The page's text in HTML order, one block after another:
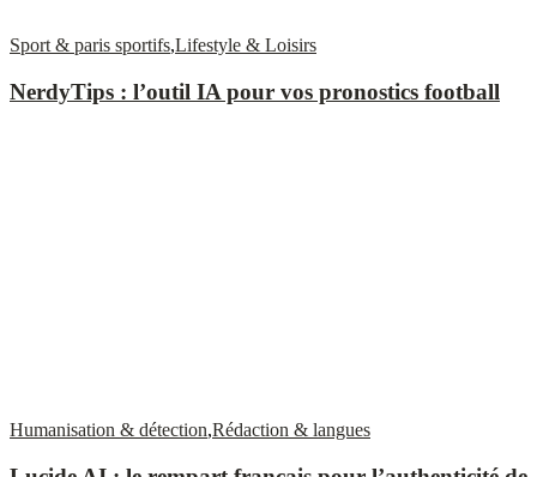
Sport & paris sportifs,Lifestyle & Loisirs
NerdyTips : l’outil IA pour vos pronostics football
Humanisation & détection,Rédaction & langues